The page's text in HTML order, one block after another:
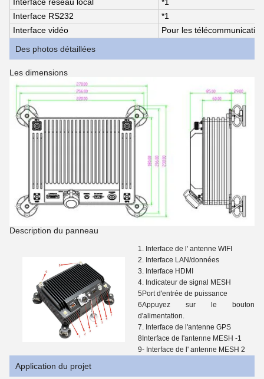
Interface RS232
*1
Interface vidéo
Pour les
Des photos détaillées
Les dimensions
Description du panneau
1. Interface de l' antenne WIFI
2. Interface LAN/données
3. Interface HDMI
4. Indicateur de signal MESH
5Port d'entrée de puissance
6Appuyez sur le bouton
d'alimentation.
7. Interface de l'antenne GPS
8Interface de l'antenne MESH -1
9- Interface de l' antenne MESH 2
Application du projet